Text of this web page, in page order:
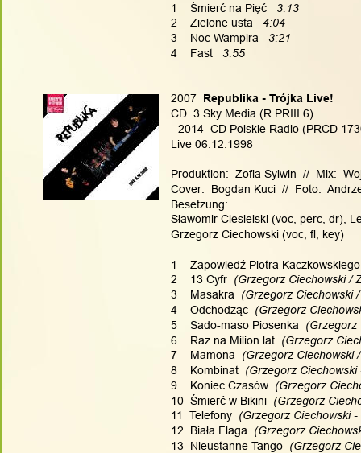
1    Śmierć na Pięć
3:13
2    Zielone usta 4:04
3    Noc Wampira 3:21
4    Fast
  3:55
2007
  Republika - Trójka Live!
CD  3 Sky Media (R PRIII 6)
- 2014  CD Polskie Radio (PRCD
Live 06.12.1998
Produktion:  Zofia Sylwin  //  Mix:
Cover:  Bogdan Kuci  //  Foto:
Besetzung:
Sławomir Ciesielski (voc, perc, dr),
Grzegorz Ciechowski (voc, fl, key)
1    Zapowiedź Piotra Kaczkowskiego
2    13 Cyfr
(Grzegorz Ciechowski /
3    Masakra
(Grzegorz Ciechowski
4    Odchodząc
(Grzegorz
5    Sado-maso Piosenka
(Grzegorz
6    Raz na Milion lat
(Grzegorz
7    Mamona
(Grzegorz Ciechowski
8    Kombinat
(Grzegorz Ciechowski
9    Koniec Czasów
(Grzegorz
10  Śmierć w Bikini
(Grzegorz
11  Telefony
(Grzegorz Ciechowski
12  Biała Flaga
(Grzegorz
13  Nieustanne Tango
(Grzegorz